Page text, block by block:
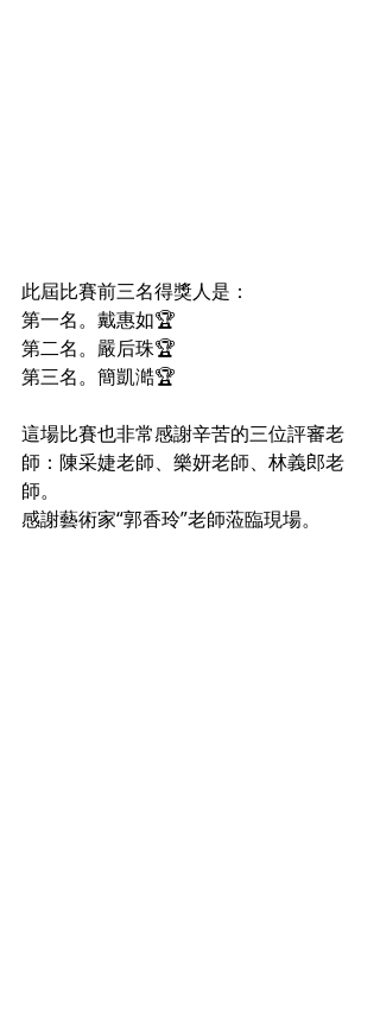
此屆比賽前三名得獎人是：
第一名。戴惠如🏆
第二名。嚴后珠🏆
第三名。簡凱澔🏆
這場比賽也非常感謝辛苦的三位評審老
師：陳采婕老師、樂妍老師、林義郎老
師。
感謝藝術家“郭香玲”老師蒞臨現場。